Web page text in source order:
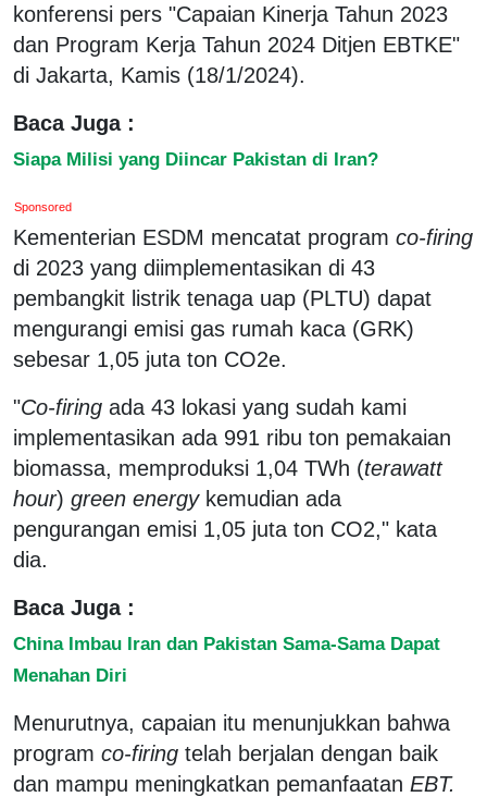
konferensi pers "Capaian Kinerja Tahun 2023
dan Program Kerja Tahun 2024 Ditjen EBTKE"
di Jakarta, Kamis (18/1/2024).
Baca Juga :
Siapa Milisi yang Diincar Pakistan di Iran?
Sponsored
Kementerian ESDM mencatat program co-firing
di 2023 yang diimplementasikan di 43
pembangkit listrik tenaga uap (PLTU) dapat
mengurangi emisi gas rumah kaca (GRK)
sebesar 1,05 juta ton CO2e.
"Co-firing ada 43 lokasi yang sudah kami
implementasikan ada 991 ribu ton pemakaian
biomassa, memproduksi 1,04 TWh (terawatt
hour) green energykemudian ada
pengurangan emisi 1,05 juta ton CO2," kata
dia.
Baca Juga :
China Imbau Iran dan Pakistan Sama-Sama Dapat
Menahan Diri
Menurutnya, capaian itu menunjukkan bahwa
program co-firing telah berjalan dengan baik
dan mampu meningkatkan pemanfaatan EBT.